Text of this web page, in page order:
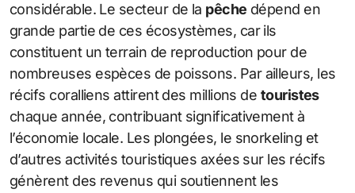
considérable. Le secteur de la pêche dépend en
grande partie de ces écosystèmes, car ils
constituent un terrain de reproduction pour de
nombreuses espèces de poissons. Par ailleurs, les
récifs coralliens attirent des millions de touristes
chaque année, contribuant significativement à
l’économie locale. Les plongées, le snorkeling et
d’autres activités touristiques axées sur les récifs
génèrent des revenus qui soutiennent les